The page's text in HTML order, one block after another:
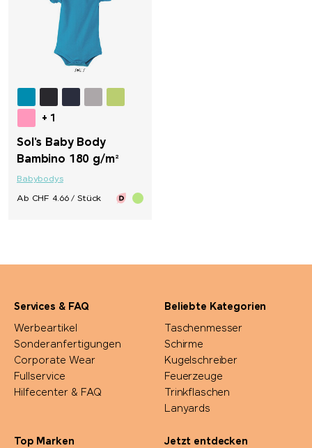
+ 1
Sol's Baby Body
Bambino 180 g/m²
Babybodys
Ab CHF 4.66 / Stück
Services & FAQ
Werbeartikel
Sonderanfertigungen
Corporate Wear
Fullservice
Hilfecenter & FAQ
Beliebte Kategorien
Taschenmesser
Schirme
Kugelschreiber
Feuerzeuge
Trinkflaschen
Lanyards
Top Marken
Jetzt entdecken